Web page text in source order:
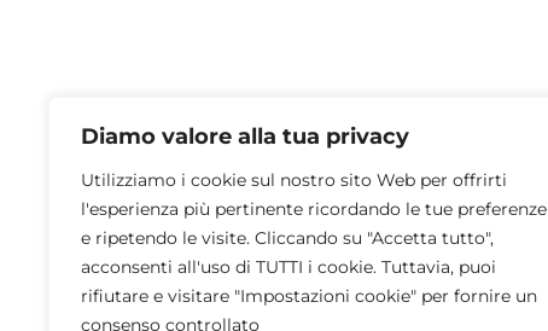
Diamo valore alla tua privacy
Utilizziamo i cookie sul nostro sito Web per offrirti
l'esperienza più pertinente ricordando le tue preferenze
e ripetendo le visite. Cliccando su "Accetta tutto",
acconsenti all'uso di TUTTI i cookie. Tuttavia, puoi
rifiutare e visitare "Impostazioni cookie" per fornire un
consenso controllato